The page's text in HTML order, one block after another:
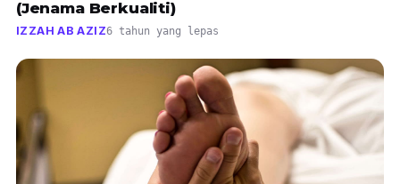
(Jenama Berkualiti)
IZZAH AB AZIZ6 tahun yang lepas